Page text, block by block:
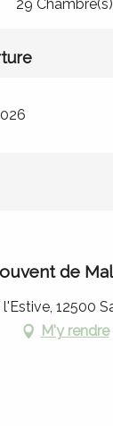
29 Chambre(s)
de
12500
M'y rendre